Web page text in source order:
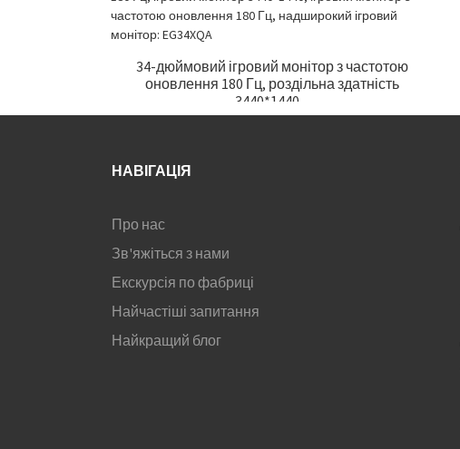
34-дюймовий ігровий монітор з частотою
оновлення 180 Гц, роздільна здатність
3440*1440 ...
НАВІГАЦІЯ
Про нас
Зв'яжіться з нами
Екскурсія по фабриці
Найчастіші запитання
Найкращий блог